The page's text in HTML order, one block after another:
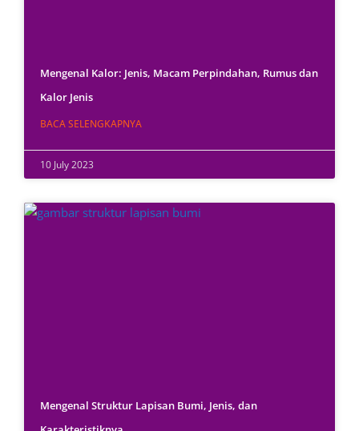
Mengenal Kalor: Jenis, Macam Perpindahan, Rumus dan
Kalor Jenis
BACA SELENGKAPNYA
10 July 2023
Mengenal Struktur Lapisan Bumi, Jenis, dan